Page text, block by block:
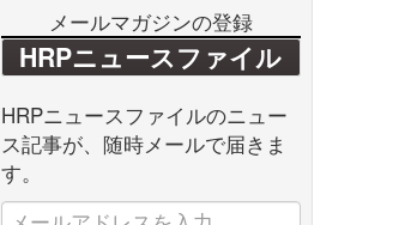
メールマガジンの登録
HRPニュースファイル
HRPニュースファイルのニュー
ス記事が、随時メールで届きま
す。